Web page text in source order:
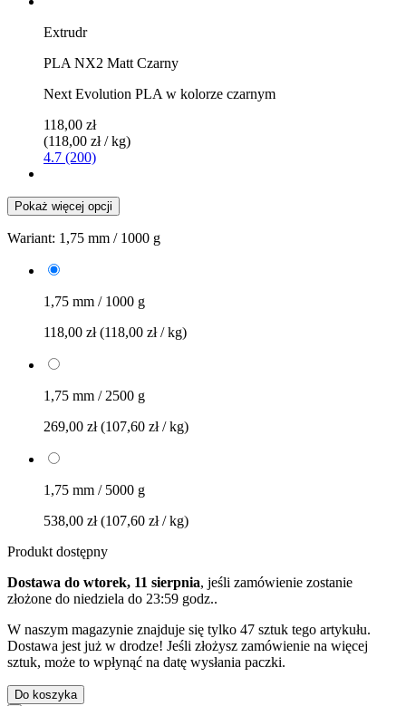
Extrudr
PLA NX2 Matt Czarny
Next Evolution PLA w kolorze czarnym
118,00 zł
(118,00 zł / kg)
4.7 (200)
Pokaż więcej opcji
Wariant: 1,75 mm / 1000 g
1,75 mm / 1000 g
118,00 zł(118,00 zł / kg)
1,75 mm / 2500 g
269,00 zł(107,60 zł / kg)
1,75 mm / 5000 g
538,00 zł(107,60 zł / kg)
Produkt dostępny
Dostawa do wtorek, 11 sierpnia, jeśli zamówienie zostanie
złożone do niedziela do 23:59 godz..
W naszym magazynie znajduje się tylko 47 sztuk tego artykułu.
Dostawa jest już w drodze! Jeśli złożysz zamówienie na więcej
sztuk, może to wpłynąć na datę wysłania paczki.
Do koszyka